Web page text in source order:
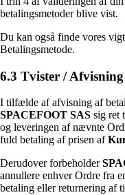
betalingsmetoder blive vist.
Du kan også finde vores
Betalingsmetode.
6.3 Tvister /
I tilfælde af afvisning af
SPACEFOOT SAS sig ret
og leveringen af nævnte
fuld betaling af prisen af
Derudover forbeholder
annullere enhver Ordre fra
betaling eller returnering af